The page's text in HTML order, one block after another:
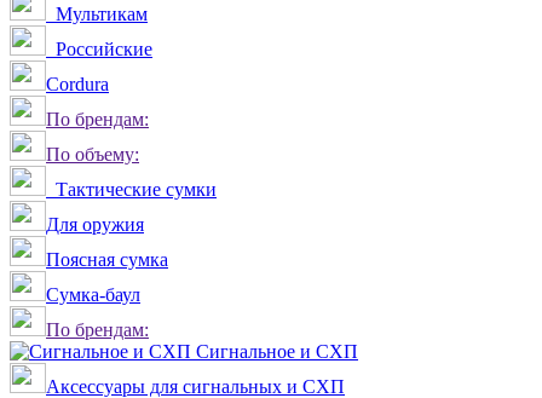
Мультикам
Российские
Сordura
По брендам:
По объему:
Тактические сумки
Для оружия
Поясная сумка
Сумка-баул
По брендам:
Сигнальное и СХП
Аксессуары для сигнальных и СХП